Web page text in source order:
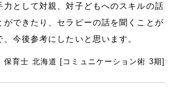
力として対親、対子どもへのスキルの話
ができたり、セラピーの話を聞くことが
、今後参考にしたいと思います。
保育士 北海道 [コミュニケーション術 3期]